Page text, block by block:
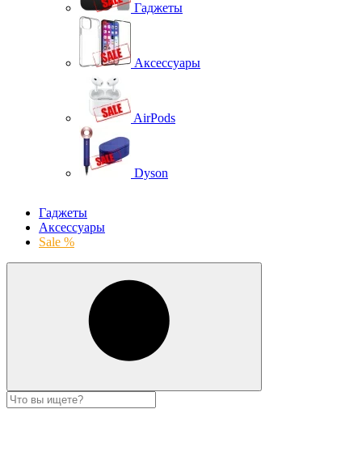
Гаджеты
Аксессуары
AirPods
Dyson
Гаджеты
Аксессуары
Sale %